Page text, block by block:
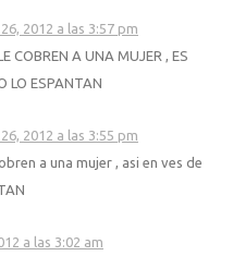
2012 a las 3:57 pm
COBREN A UNA MUJER , ES
LO ESPANTAN
2012 a las 3:55 pm
a una mujer , asi en ves de
a las 3:02 am